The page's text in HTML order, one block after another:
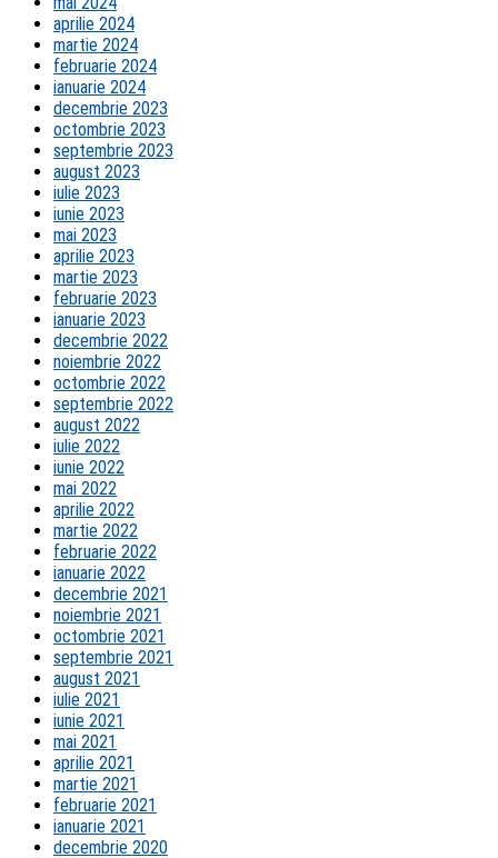
aprilie 2024
martie 2024
februarie 2024
ianuarie 2024
decembrie 2023
octombrie 2023
septembrie 2023
august 2023
iulie 2023
iunie 2023
mai 2023
aprilie 2023
martie 2023
februarie 2023
ianuarie 2023
decembrie 2022
noiembrie 2022
octombrie 2022
septembrie 2022
august 2022
iulie 2022
iunie 2022
mai 2022
aprilie 2022
martie 2022
februarie 2022
ianuarie 2022
decembrie 2021
noiembrie 2021
octombrie 2021
septembrie 2021
august 2021
iulie 2021
iunie 2021
mai 2021
aprilie 2021
martie 2021
februarie 2021
ianuarie 2021
decembrie 2020